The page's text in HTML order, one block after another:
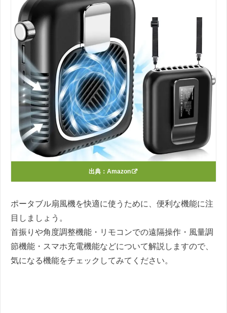
出典： Amazon
ポータブル扇風機を快適に使うために、便利な機能に注
目しましょう。
首振りや角度調整機能・リモコンでの遠隔操作・風量調
節機能・スマホ充電機能などについて解説しますので、
気になる機能をチェックしてみてください。